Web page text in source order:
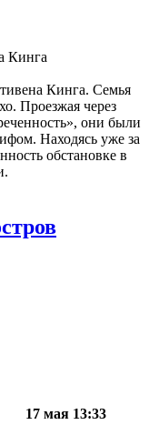
Кинга
Кинга. Семья
Проезжая через
они были
Находясь уже за
обстановке в
17 мая 13:33